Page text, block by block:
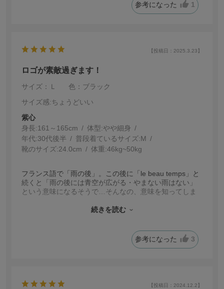
参考になった 1
【投稿日：2025.3.23】
ロゴが素敵過ぎます！
サイズ：Ｌ
色：ブラック
サイズ感:ちょうどいい
紫心
身長:161～165cm 体型:細身
年代:30代後半 普段着ているサイズ:M
靴のサイズ:24.0cm 体重:46kg~50kg
フランス語で「雨の後」。この後に「le beau temps」と
続くと「雨の後には青空が広がる・やまない雨はない」
という意味になるそうで…そんなの、意味を知ってしま
シャツのインナーにしてますけど、寒くなくなってきた
続きを読む
参考になった 3
【投稿日：2024.12.2】